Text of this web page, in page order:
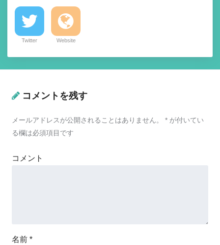
Twitter Website
コメントを残す
メールアドレスが公開されることはありません。 * が付いてい
る欄は必須項目です
コメント
名前 *